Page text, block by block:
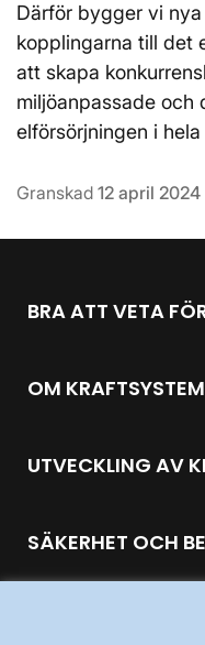
Därför bygger vi
kopplingarna till det
att skapa
miljöanpassade och
elförsörjningen i hela
Granskad 12 april 2024
BRA ATT VETA
OM
UTVECKLING AV
SÄKERHET OCH